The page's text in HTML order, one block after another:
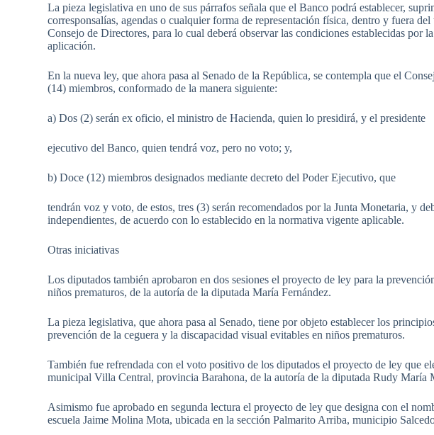
La pieza legislativa en uno de sus párrafos señala que el Banco podrá establecer,
corresponsalías, agendas o cualquier forma de representación física, dentro y fuera
Consejo de Directores, para lo cual deberá observar las condiciones establecidas por
aplicación.
En la nueva ley, que ahora pasa al Senado de la República, se contempla que el
(14) miembros, conformado de la manera siguiente:
a) Dos (2) serán ex oficio, el ministro de Hacienda, quien lo presidirá, y el presidente
ejecutivo del Banco, quien tendrá voz, pero no voto; y,
b) Doce (12) miembros designados mediante decreto del Poder Ejecutivo, que
tendrán voz y voto, de estos, tres (3) serán recomendados por la Junta Monetaria, y
independientes, de acuerdo con lo establecido en la normativa vigente aplicable.
Otras iniciativas
Los diputados también aprobaron en dos sesiones el proyecto de ley para la
niños prematuros, de la autoría de la diputada María Fernández.
La pieza legislativa, que ahora pasa al Senado, tiene por objeto establecer los
prevención de la ceguera y la discapacidad visual evitables en niños prematuros.
También fue refrendada con el voto positivo de los diputados el proyecto de ley que
municipal Villa Central, provincia Barahona, de la autoría de la diputada Rudy María
Asimismo fue aprobado en segunda lectura el proyecto de ley que designa con el
escuela Jaime Molina Mota, ubicada en la sección Palmarito Arriba, municipio